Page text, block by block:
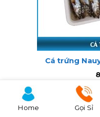
Cá trứng
Home Gọi Sỉ